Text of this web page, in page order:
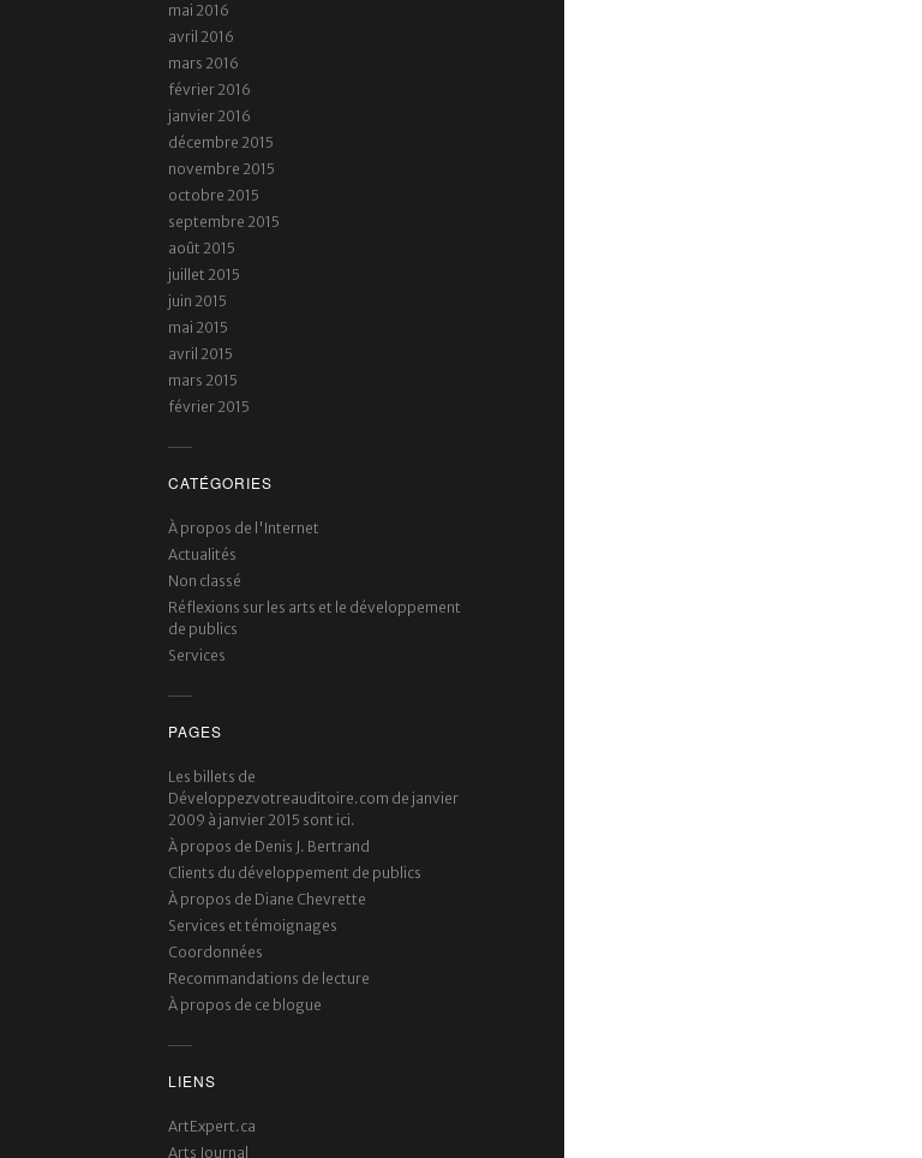
mai 2016
avril 2016
mars 2016
février 2016
janvier 2016
décembre 2015
novembre 2015
octobre 2015
septembre 2015
août 2015
juillet 2015
juin 2015
mai 2015
avril 2015
mars 2015
février 2015
CATÉGORIES
À propos de l'Internet
Actualités
Non classé
Réflexions sur les arts et le développement
de publics
Services
PAGES
Les billets de
Développezvotreauditoire.com de janvier
2009 à janvier 2015 sont ici.
À propos de Denis J. Bertrand
Clients du développement de publics
À propos de Diane Chevrette
Services et témoignages
Coordonnées
Recommandations de lecture
À propos de ce blogue
LIENS
ArtExpert.ca
Arts Journal